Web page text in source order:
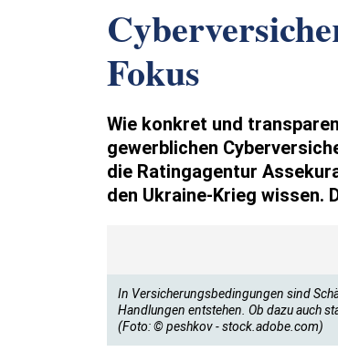
Fokus
Wie konkret und
gewerblichen
die Ratingagentur
den Ukraine-Krieg wissen.
In Versicherungsbedingungen sind
Handlungen entstehen. Ob dazu auch
(Foto: © peshkov - stock.adobe.com)